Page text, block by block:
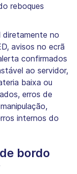
reboques
diretamente no
avisos no ecrã
confirmados
ao servidor,
baixa ou
erros de
internos do
bordo